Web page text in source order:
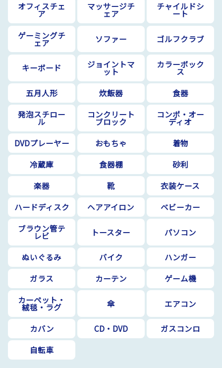
オフィスチェ
ア
マッサージチ
ェア
チャイルドシ
ート
ゲーミングチ
ェア ソファー ゴルフクラブ
キーボード ジョイントマ
ット
カラーボック
ス
五月人形
炊飯器
食器
発泡スチロー
ル
コンクリート
ブロック
コンポ・オー
ディオ
DVDプレーヤー
おもちゃ
着物
冷蔵庫
食器棚
砂利
楽器
靴
衣装ケース
ハードディスク
ヘアアイロン
ベビーカー
ブラウン管テ
レビ トースター パソコン
ぬいぐるみ バイク
ハンガー
ガラス
カーテン
ゲーム機
カーペット・
絨毯・ラグ 傘 エアコン
カバン CD・DVD
ガスコンロ
自転車